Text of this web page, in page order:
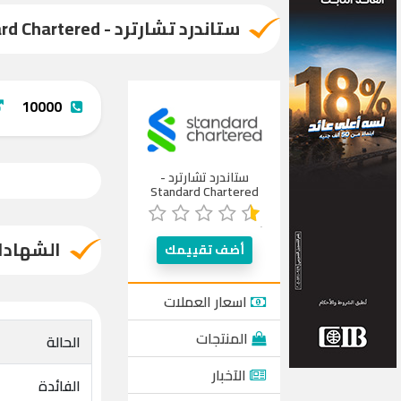
ستاندرد تشارترد - Standard Chartered
ستاندرد تشارترد -
Standard Chartered
أضف تقييمك
اسعار العملات
المنتجات
الآخبار
10000
الحالة
الفائدة